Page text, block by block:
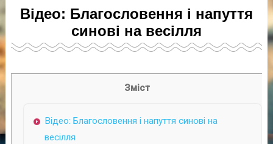
Відео: Благословення і напуття
синові на весілля
Зміст
Відео: Благословення і напуття синові на
весілля